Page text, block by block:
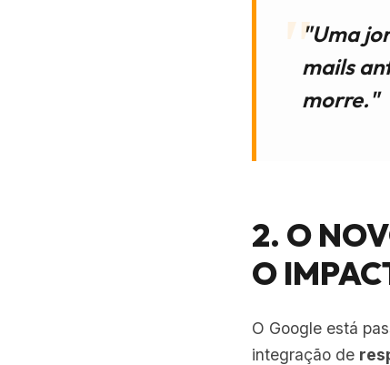
"Uma
mails
morre."
2. O
O
O Google está
integração de